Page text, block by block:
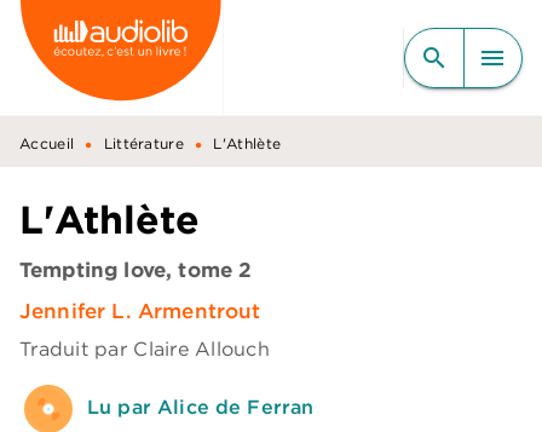
MENU RECHERCHE
CONTENU
PIED DE PAGE
search menu
Accueil • Littérature • L'Athlète
L'Athlète
Tempting love, tome 2
Jennifer L. Armentrout
Traduit par Claire Allouch
Lu par Alice de Ferran